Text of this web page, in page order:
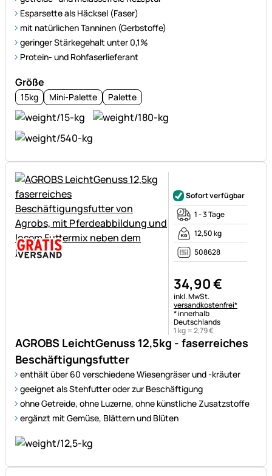
Esparsette als Häcksel (Faser)
mit natürlichen Tanninen (Gerbstoffe)
geringer Stärkegehalt unter 0,1%
Protein- und Rohfaserlieferant
Größe
15kg Mini-Palette Palette
AGROBS LeichtGenuss 12,5kg - faserreiches
Beschäftigungsfutter
enthält über 60 verschiedene Wiesengräser und -kräuter
geeignet als Stehfutter oder zur Beschäftigung
ohne Getreide, ohne Luzerne, ohne künstliche Zusatzstoffe
ergänzt mit Gemüse, Blättern und Blüten
Sofort verfügbar
1 - 3 Tage
12,50 kg
508628
34,90€
Steuerhinweis:
inkl. MwSt.
versandkostenfrei*
* innerhalb
Deutschlands
1 kg =2,79€